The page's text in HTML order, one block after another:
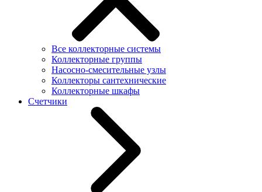
Все коллекторные системы
Коллекторные группы
Насосно-смесительные узлы
Коллекторы сантехнические
Коллекторные шкафы
Счетчики